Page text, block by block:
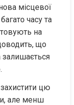
місцевої
часу та
на
що
залишається
цю
але менш